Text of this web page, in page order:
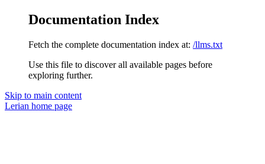
Documentation Index
Fetch the complete documentation index at: /llms.txt
Use this file to discover all available pages before
exploring further.
Skip to main content
Lerian home page